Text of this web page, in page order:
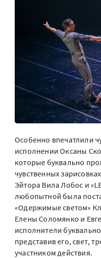
Особенно впечатлили
исполнении Оксаны
которые буквально
чувственных
Эйтора Вила Лобос и
любопытной была
«Одержимые светом»
Елены Соломянко и
исполнители
представив его, свет,
участником действия.